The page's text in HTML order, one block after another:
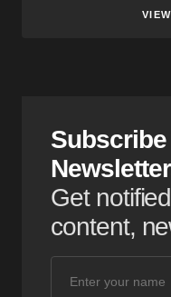
Subscribe
Get
content,